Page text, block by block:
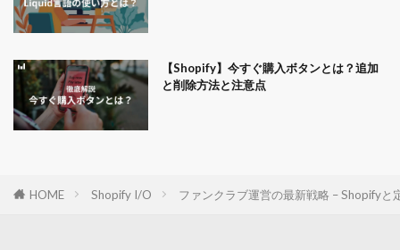
【Shopify】今すぐ購入ボタンとは？追加
と削除方法と注意点
HOME Shopify I/O ファンクラブ運営の最新戦略 – Shopifyと